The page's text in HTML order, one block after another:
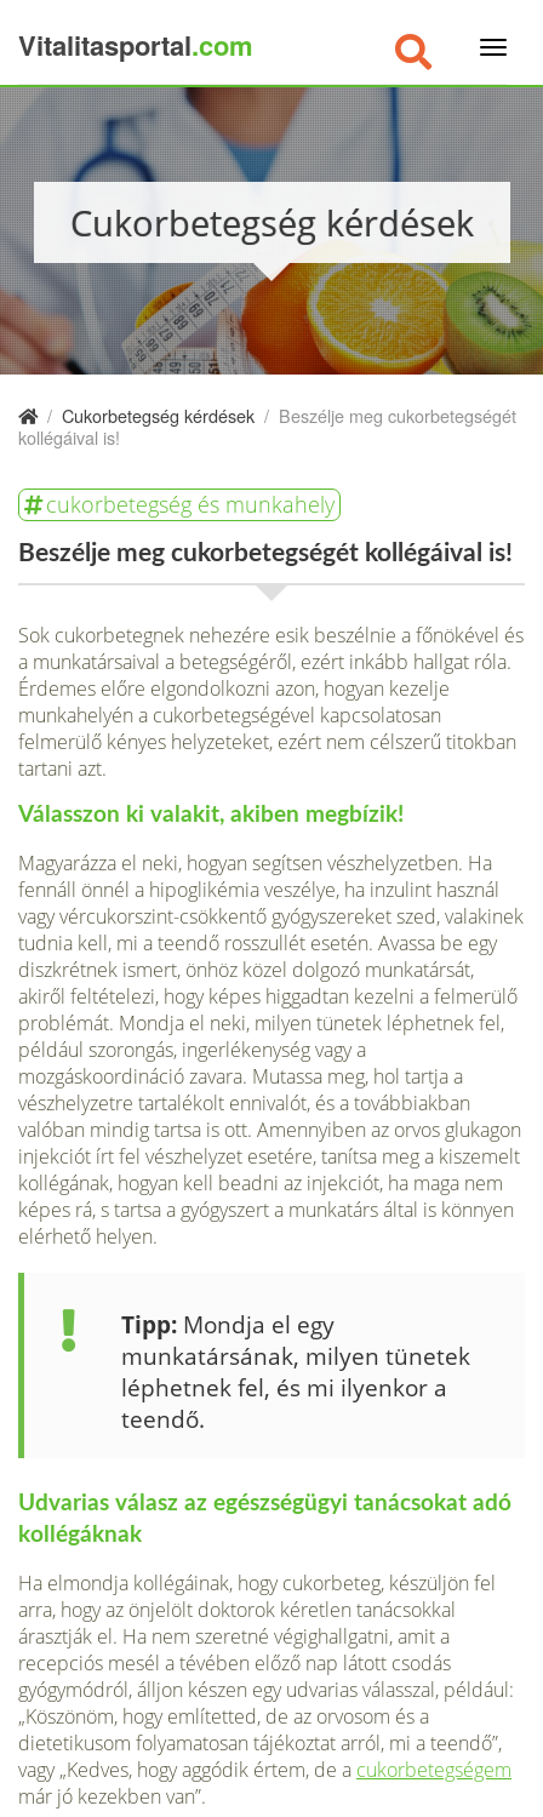
Vitalitasportal.com
Cukorbetegség kérdések
/ Cukorbetegség kérdések / Beszélje meg cukorbetegségét
kollégáival is!
cukorbetegség és munkahely
Beszélje meg cukorbetegségét kollégáival is!
Sok cukorbetegnek nehezére esik beszélnie a főnökével és
a munkatársaival a betegségéről, ezért inkább hallgat róla.
Érdemes előre elgondolkozni azon, hogyan kezelje
munkahelyén a cukorbetegségével kapcsolatosan
felmerülő kényes helyzeteket, ezért nem célszerű titokban
tartani azt.
Válasszon ki valakit, akiben megbízik!
Magyarázza el neki, hogyan segítsen vészhelyzetben. Ha
fennáll önnél a hipoglikémia veszélye, ha inzulint használ
vagy vércukorszint-csökkentő gyógyszereket szed, valakinek
tudnia kell, mi a teendő rosszullét esetén. Avassa be egy
diszkrétnek ismert, önhöz közel dolgozó munkatársát,
akiről feltételezi, hogy képes higgadtan kezelni a felmerülő
problémát. Mondja el neki, milyen tünetek léphetnek fel,
például szorongás, ingerlékenység vagy a
mozgáskoordináció zavara. Mutassa meg, hol tartja a
vészhelyzetre tartalékolt ennivalót, és a továbbiakban
valóban mindig tartsa is ott. Amennyiben az orvos glukagon
injekciót írt fel vészhelyzet esetére, tanítsa meg a kiszemelt
kollégának, hogyan kell beadni az injekciót, ha maga nem
képes rá, s tartsa a gyógyszert a munkatárs által is könnyen
elérhető helyen.
Tipp: Mondja el egy
munkatársának, milyen tünetek
léphetnek fel, és mi ilyenkor a
teendő.
Udvarias válasz az egészségügyi tanácsokat adó
kollégáknak
Ha elmondja kollégáinak, hogy cukorbeteg, készüljön fel
arra, hogy az önjelölt doktorok kéretlen tanácsokkal
árasztják el. Ha nem szeretné végighallgatni, amit a
recepciós mesél a tévében előző nap látott csodás
gyógymódról, álljon készen egy udvarias válasszal, például:
„Köszönöm, hogy említetted, de az orvosom és a
dietetikusom folyamatosan tájékoztat arról, mi a teendő”,
vagy „Kedves, hogy aggódik értem, de a cukorbetegségem
már jó kezekben van”.
×